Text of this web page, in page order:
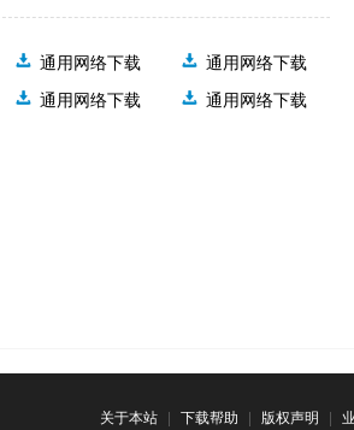
通用网络下载
通用网络下载
通用网络下载 通用网络下载
关于本站 | 下载帮助 | 版权声明 |